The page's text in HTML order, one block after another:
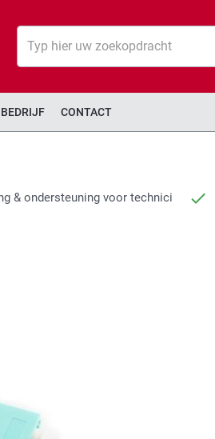
BEDRIJF CONTACT
& ondersteuning voor technici